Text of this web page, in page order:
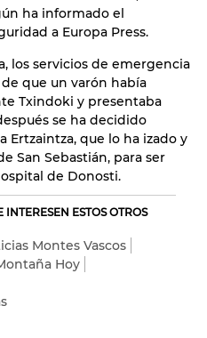
ha informado el
a Europa Press.
los servicios de emergencia
que un varón había
Txindoki y presentaba
se ha decidido
Ertzaintza, que lo ha izado y
San Sebastián, para ser
de Donosti.
INTERESEN ESTOS OTROS
Montes Vascos
Hoy